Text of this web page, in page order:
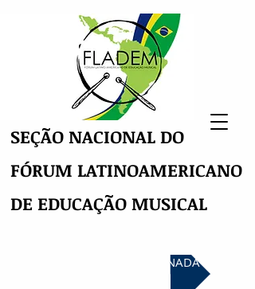
SEÇÃO NACIONAL DO
FÓRUM LATINOAMERICANO
DE EDUCAÇÃO MUSICAL
INSCRIÇÃO NA JORNADA